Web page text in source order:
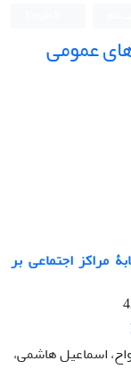
عمومی
مراکز اجتماعی بر
اسماعیل هاشمی،